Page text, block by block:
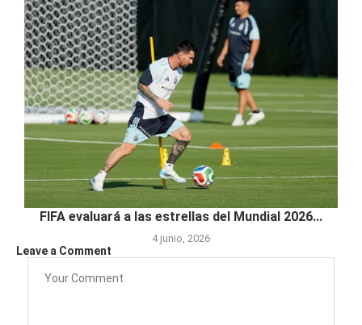
FIFA evaluará a las estrellas del Mundial 2026...
4 junio, 2026
Leave a Comment